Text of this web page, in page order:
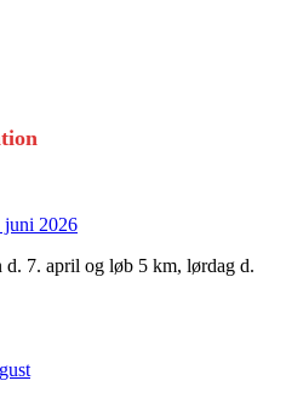
juni 2026
7. april og løb 5 km, lørdag d.